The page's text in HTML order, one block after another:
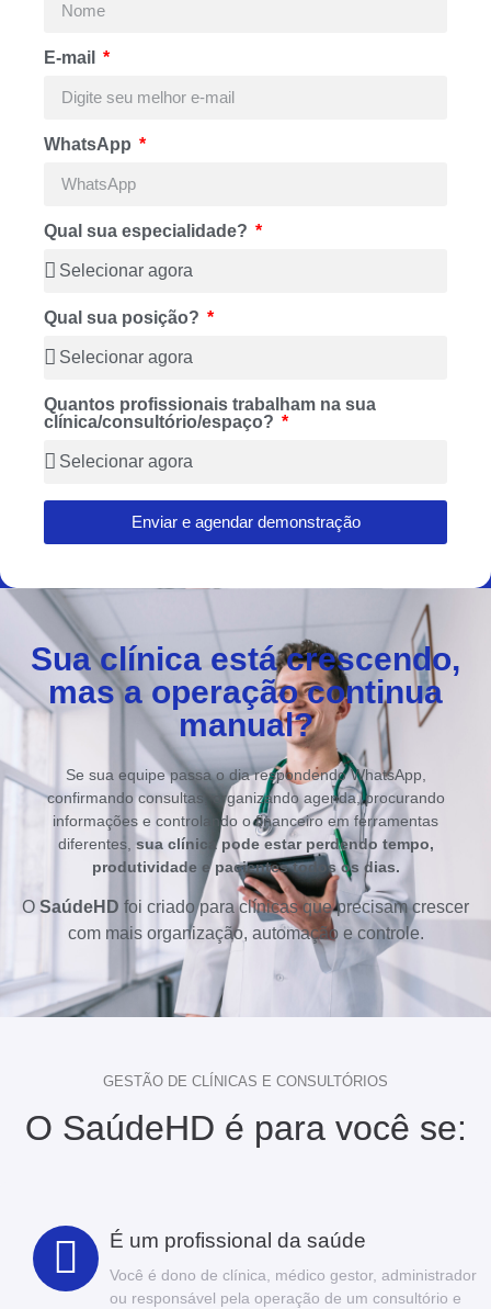
E-mail
WhatsApp
Qual sua especialidade?
Qual sua posição?
Quantos profissionais trabalham na sua
clínica/consultório/espaço?
Enviar e agendar demonstração
Sua clínica está crescendo,
mas a operação continua
manual?
Se sua equipe passa o dia respondendo WhatsApp,
confirmando consultas, organizando agenda, procurando
informações e controlando o financeiro em ferramentas
diferentes, sua clínica pode estar perdendo tempo,
produtividade e pacientes todos os dias.
O SaúdeHD foi criado para clínicas que precisam crescer
com mais organização, automação e controle.
GESTÃO DE CLÍNICAS E CONSULTÓRIOS
O SaúdeHD é para você se:
É um profissional da saúde
Você é dono de clínica, médico gestor, administrador
ou responsável pela operação de um consultório e